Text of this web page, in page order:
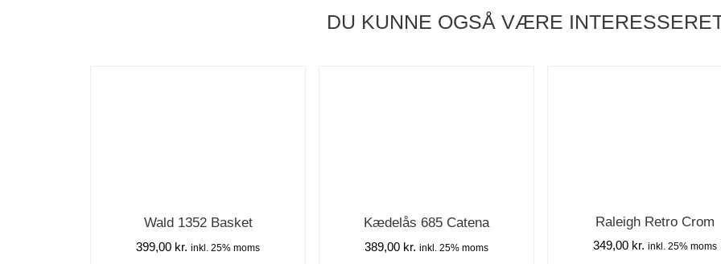
DU KUNNE OGSÅ VÆRE
Wald 1352 Basket
399,00 kr. inkl. 25% moms
Kædelås 685 Catena
389,00 kr. inkl. 25% moms
Raleigh Retro Crom
349,00 kr. inkl. 25% moms